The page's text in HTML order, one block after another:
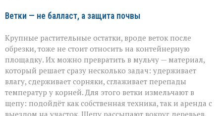
Ветки — не балласт, а защита почвы
Крупные растительные остатки, вроде веток после
обрезки, тоже не стоит относить на контейнерную
площадку. Их можно превратить в мульчу — материал,
который решает сразу несколько задач: удерживает
влагу, сдерживает сорняки, сглаживает перепады
температур у корней. Для этого ветки измельчают в
щепу: подойдёт как собственная техника, так и аренда с